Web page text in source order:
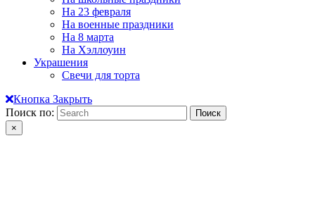
На 23 февраля
На военные праздники
На 8 марта
На Хэллоуин
Украшения
Свечи для торта
Кнопка Закрыть
Поиск по:
×